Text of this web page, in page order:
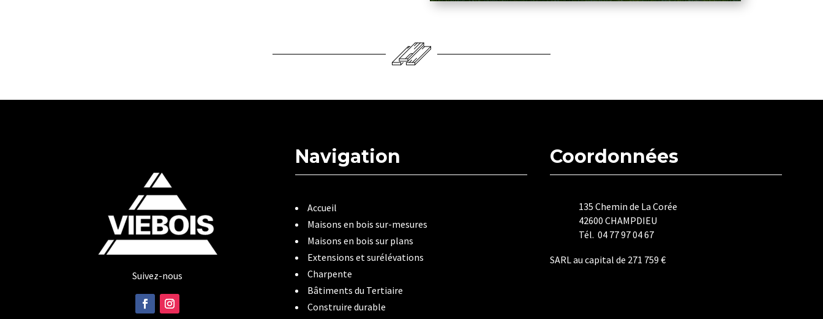
Suivez-nous
Navigation
Accueil
Maisons en bois sur-mesures
Maisons en bois sur plans
Extensions et surélévations
Charpente
Bâtiments du Tertiaire
Construire durable
Coordonnées
135 Chemin de La Corée
42600 CHAMPDIEU
Tél. 04 77 97 04 67
SARL au capital de 271 759 €